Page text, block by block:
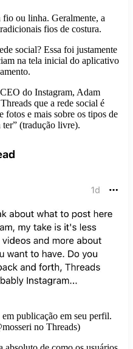
ou linha. Geralmente, a
fios de costura.
social? Essa foi justamente
na tela inicial do aplicativo
do Instagram, Adam
que a rede social é
fotos e mais sobre os tipos de
ter” (tradução livre).
publicação em seu perfil.
no Threads)